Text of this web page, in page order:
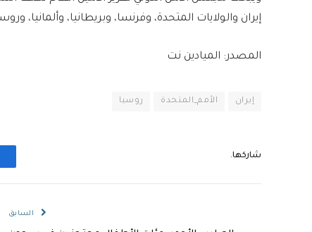
إيران والولايات المتحدة، وفرنسا، وبريطانيا، وألمانيا،
المصدر: الميادين نت
إيران الأمم_المتحدة روسيا
شاركها.
السابق